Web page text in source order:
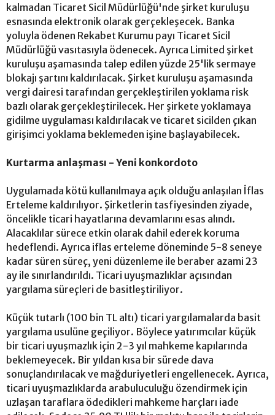
kalmadan Ticaret Sicil Müdürlüğü'nde şirket kuruluşu
esnasında elektronik olarak gerçekleşecek. Banka
yoluyla ödenen Rekabet Kurumu payı Ticaret Sicil
Müdürlüğü vasıtasıyla ödenecek. Ayrıca Limited şirket
kuruluşu aşamasında talep edilen yüzde 25'lik sermaye
blokajı şartını kaldırılacak. Şirket kuruluşu aşamasında
vergi dairesi tarafından gerçekleştirilen yoklama risk
bazlı olarak gerçekleştirilecek. Her şirkete yoklamaya
gidilme uygulaması kaldırılacak ve ticaret sicilden çıkan
girişimci yoklama beklemeden işine başlayabilecek.
Kurtarma anlaşması - Yeni konkordoto
Uygulamada kötü kullanılmaya açık olduğu anlaşılan İflas
Erteleme kaldırılıyor. Şirketlerin tasfiyesinden ziyade,
öncelikle ticari hayatlarına devamlarını esas alındı.
Alacaklılar sürece etkin olarak dahil ederek koruma
hedeflendi. Ayrıca iflas erteleme döneminde 5-8 seneye
kadar süren süreç, yeni düzenleme ile beraber azami 23
ay ile sınırlandırıldı. Ticari uyuşmazlıklar açısından
yargılama süreçleri de basitleştiriliyor.
Küçük tutarlı (100 bin TL altı) ticari yargılamalarda basit
yargılama usulüne geçiliyor. Böylece yatırımcılar küçük
bir ticari uyuşmazlık için 2-3 yıl mahkeme kapılarında
beklemeyecek. Bir yıldan kısa bir sürede dava
sonuçlandırılacak ve mağduriyetleri engellenecek. Ayrıca,
ticari uyuşmazlıklarda arabuluculuğu özendirmek için
uzlaşan taraflara ödedikleri mahkeme harçları iade